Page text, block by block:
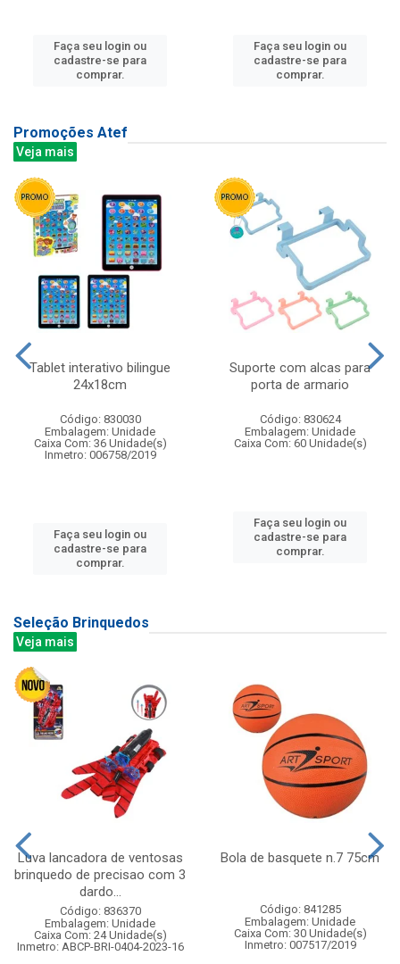
Faça seu login ou
cadastre-se para
comprar.
Faça seu login ou
cadastre-se para
comprar.
Promoções Atef
Veja mais
Tablet interativo bilingue
24x18cm
Código: 830030
Embalagem: Unidade
Caixa Com: 36 Unidade(s)
Inmetro: 006758/2019
Faça seu login ou
cadastre-se para
comprar.
Suporte com alcas para
porta de armario
Código: 830624
Embalagem: Unidade
Caixa Com: 60 Unidade(s)
Faça seu login ou
cadastre-se para
comprar.
Seleção Brinquedos
Veja mais
Luva lancadora de ventosas
brinquedo de precisao com 3
dardo...
Código: 836370
Embalagem: Unidade
Caixa Com: 24 Unidade(s)
Inmetro: ABCP-BRI-0404-2023-16
Bola de basquete n.7 75cm
Código: 841285
Embalagem: Unidade
Caixa Com: 30 Unidade(s)
Inmetro: 007517/2019